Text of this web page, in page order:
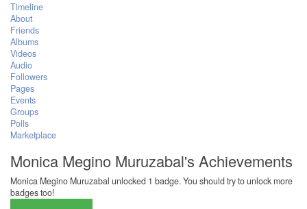
Timeline
About
Friends
Albums
Videos
Audio
Followers
Pages
Events
Groups
Polls
Marketplace
Monica Megino Muruzabal's Achievements
Monica Megino Muruzabal unlocked 1 badge. You should try to unlock more
badges too!